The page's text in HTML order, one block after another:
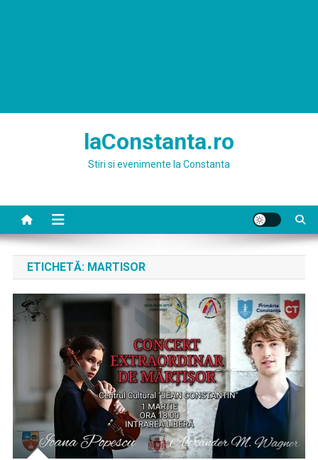
laConstanta.ro
Stiri si evenimente la Constanta
ETICHETĂ: MARTISOR